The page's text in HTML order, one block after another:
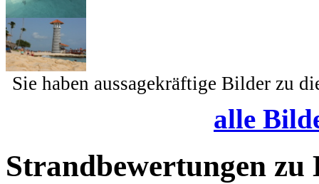
Sie haben aussagekräftige Bilder zu
alle
Strandbewertungen zu